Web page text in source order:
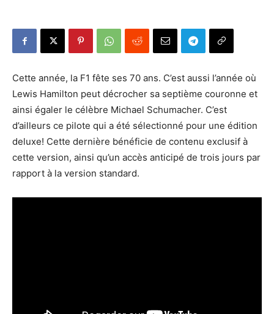
Cette année, la F1 fête ses 70 ans. C’est aussi l’année où
Lewis Hamilton peut décrocher sa septième couronne et
ainsi égaler le célèbre Michael Schumacher. C’est
d’ailleurs ce pilote qui a été sélectionné pour une édition
deluxe! Cette dernière bénéficie de contenu exclusif à
cette version, ainsi qu’un accès anticipé de trois jours par
rapport à la version standard.